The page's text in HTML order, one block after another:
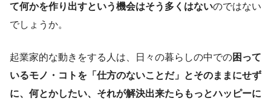
て何かを作り出すという機会はそう多くはないのではない
でしょうか。
起業家的な動きをする人は、 日々の暮らしの中での困って
いるモノ・コトを「仕方のないことだ」とそのままにせず
に、何とかしたい、それが解決出来たらもっとハッピーに